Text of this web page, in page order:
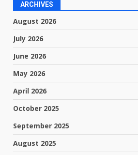
ARCHIVES
August 2026
July 2026
June 2026
May 2026
April 2026
October 2025
September 2025
August 2025